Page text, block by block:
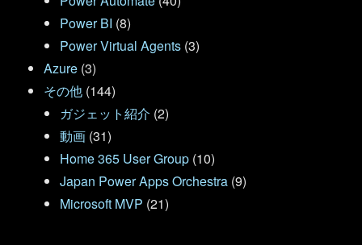
Power BI (8)
Power Virtual Agents (3)
Azure (3)
その他 (144)
ガジェット紹介 (2)
動画 (31)
Home 365 User Group (10)
Japan Power Apps Orchestra (9)
Microsoft MVP (21)